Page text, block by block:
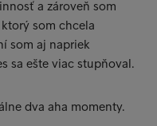
a zároveň som
som chcela
som aj napriek
sa ešte viac stupňoval.
dva aha momenty.